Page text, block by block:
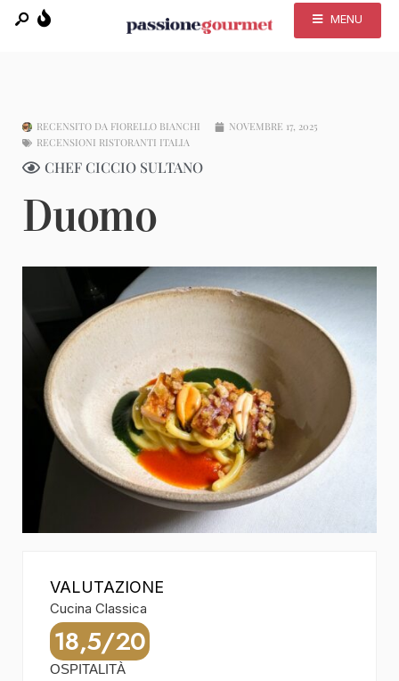
MENU
RECENSITO DA FIORELLO BIANCHI
NOVEMBRE 17, 2025
RECENSIONI RISTORANTI ITALIA
CHEF CICCIO SULTANO
Duomo
VALUTAZIONE
Cucina Classica
18,5/20
OSPITALITÀ